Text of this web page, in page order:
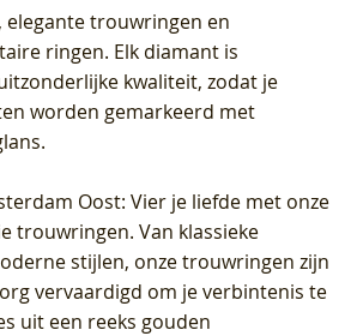
elegante trouwringen en
ringen. Elk diamant is
kwaliteit, zodat je
worden gemarkeerd met
Oost: Vier je liefde met onze
trouwringen. Van klassieke
stijlen, onze trouwringen zijn
vervaardigd om je verbintenis te
uit een reeks gouden